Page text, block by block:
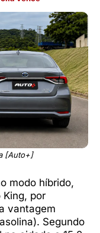
[Auto+]
modo híbrido,
por
vantagem
Segundo